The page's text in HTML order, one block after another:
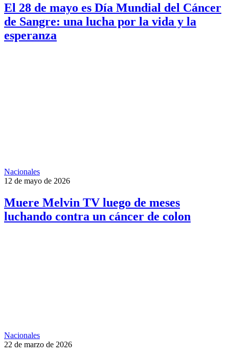
El 28 de mayo es Día Mundial del Cáncer
de Sangre: una lucha por la vida y la
esperanza
Nacionales
12 de mayo de 2026
Muere Melvin TV luego de meses
luchando contra un cáncer de colon
Nacionales
22 de marzo de 2026